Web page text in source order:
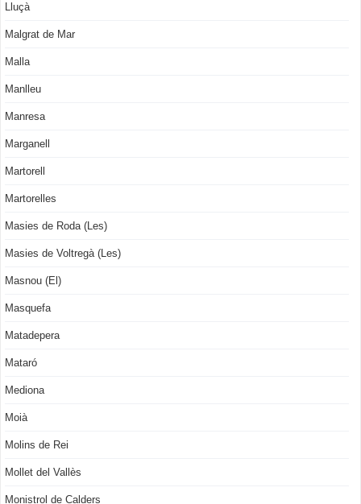
Lluçà
Malgrat de Mar
Malla
Manlleu
Manresa
Marganell
Martorell
Martorelles
Masies de Roda (Les)
Masies de Voltregà (Les)
Masnou (El)
Masquefa
Matadepera
Mataró
Mediona
Moià
Molins de Rei
Mollet del Vallès
Monistrol de Calders